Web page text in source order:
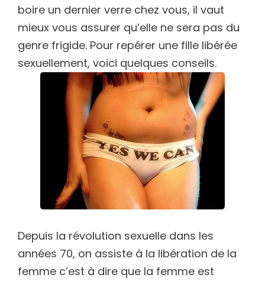
boire un dernier verre chez vous, il vaut
mieux vous assurer qu’elle ne sera pas du
genre frigide. Pour repérer une fille libérée
sexuellement, voici quelques conseils.
Depuis la révolution sexuelle dans les
années 70, on assiste à la libération de la
femme c’est à dire que la femme est